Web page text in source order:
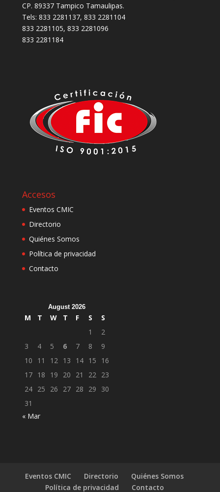
CP. 89337 Tampico Tamaulipas.
Tels: 833 2281137, 833 2281104
833 2281105, 833 2281096
833 2281184
Accesos
Eventos CMIC
Directorio
Quiénes Somos
Política de privacidad
Contacto
August 2026
M T W T F S
S
1
2
3
4 5 6 7 8
9
10
11 12 13 14 15
16
17 18 19 20 21 22
23
24 25 26 27 28 29
30
31
« Mar
Eventos CMIC Directorio
Quiénes Somos
Política de privacidad
Contacto